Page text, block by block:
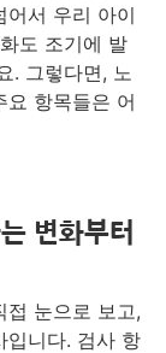
어서 우리 아이
도 조기에 발
. 그렇다면, 노
요 항목들은 어
변화부터
접 눈으로 보고,
입니다. 검사 항